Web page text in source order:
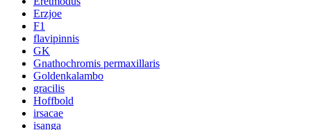
Erzjoe
F1
flavipinnis
GK
Gnathochromis permaxillaris
Goldenkalambo
gracilis
Hoffbold
irsacae
isanga